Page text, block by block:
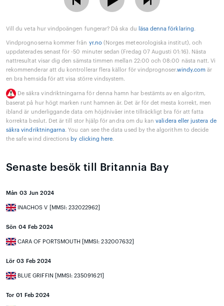
Vill du veta hur vindpoängen fungerar? Då ska du läsa denna förklaring.
Vindprognoserna kommer från yr.no (Norges meteorologiska institut), och
uppdaterades senast för -50 minuter sedan (Fredag 07 Augusti 01:16). Nästa
nattresultat visar dig den sämsta timmen mellan 22:00 och 08:00 nästa natt. Vi
rekommenderar att du kontrollerar flera källor för vindprognoser.windy.com är
en bra hemsida för att visa större vindsystem.
De säkra vindriktningarna för denna hamn har bestämts av en algoritm,
baserat på hur högt marken runt hamnen är. Det är för det mesta korrekt, men
ibland är underliggande data om höjdnivåer inte tillräckligt bra för att fatta
korrekta beslut. Det är till stor hjälp för andra om du kanvalidera eller justera de
säkra vindriktningarna. You can see the data used by the algorithm to decide
the safe wind directions by clicking here.
Senaste besök till Britannia Bay
Mån 03 Jun 2024
INACHOS V [MMSI: 232022962]
Sön 04 Feb 2024
CARA OF PORTSMOUTH [MMSI: 232007632]
Lör 03 Feb 2024
BLUE GRIFFIN [MMSI: 235091621]
Tor 01 Feb 2024